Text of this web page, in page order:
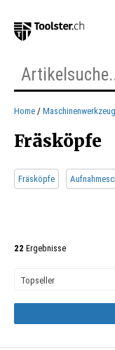
Home
Fräsköpfe
Fräsköpfe
22 Ergebnisse